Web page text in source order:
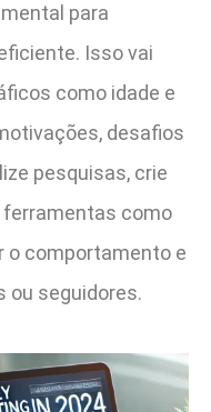
para
Isso vai
como idade e
desafios
pesquisas, crie
como
o comportamento e
ou seguidores.